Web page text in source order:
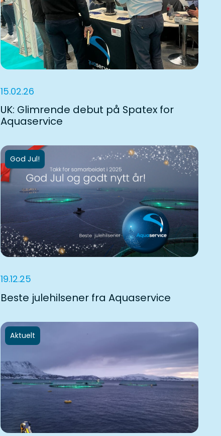
15.02.26
UK: Glimrende debut på Spatex for
Aquaservice
God Jul!
19.12.25
Beste julehilsener fra Aquaservice
Aktuelt